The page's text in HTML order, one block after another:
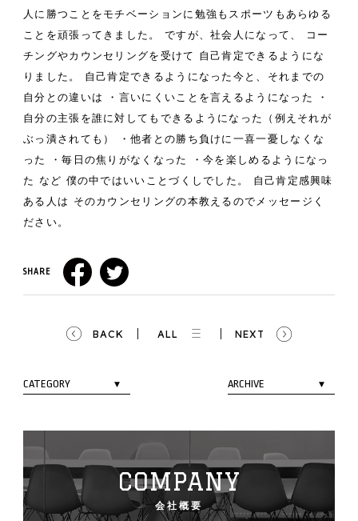
人に勝つことをモチベーションに勉強もスポーツもあらゆる
ことを頑張ってきました。
ですが、社会人になって、
コー
チングやカウンセリングを受けて 自己肯定できるようにな
りました。
自己肯定できるようになった今と、それまでの
自分との違いは
・言いにくいことを言えるようになった
・
自分の主張を誰に対してもできるようになった（例えそれが
ぶっ潰されても）
・他者との勝ち負けに一喜一憂しなくな
った
・毎日の焦りがなくなった
・今を楽しめるようになっ
た など 僕の中ではいいことづくしでした。
自己肯定感興味
ある人は そのカウンセリングの本教えるのでメッセージく
ださい。
SHARE
BACK ALL NEXT
COMPANY
会社概要